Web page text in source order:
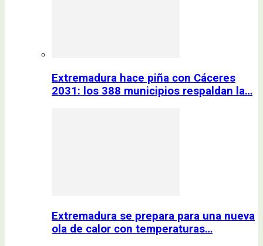
Extremadura hace piña con Cáceres
2031: los 388 municipios respaldan la…
Extremadura se prepara para una nueva
ola de calor con temperaturas…